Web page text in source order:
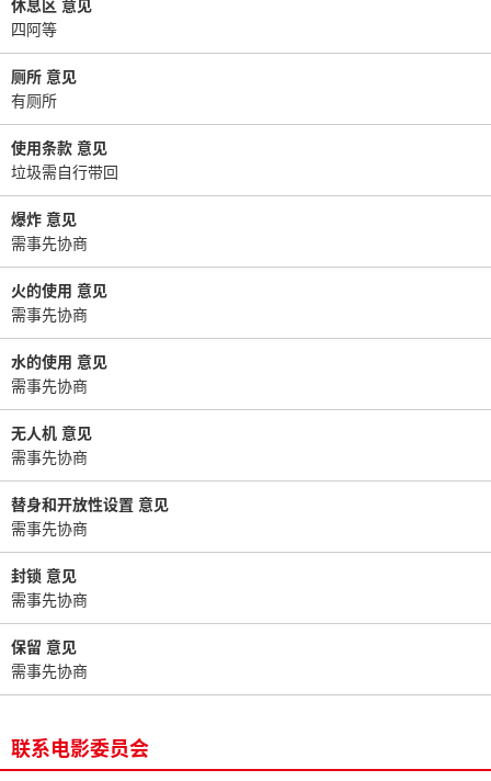
休息区 意见
四阿等
厕所 意见
有厕所
使用条款 意见
垃圾需自行带回
爆炸 意见
需事先协商
火的使用 意见
需事先协商
水的使用 意见
需事先协商
无人机 意见
需事先协商
替身和开放性设置 意见
需事先协商
封锁 意见
需事先协商
保留 意见
需事先协商
联系电影委员会